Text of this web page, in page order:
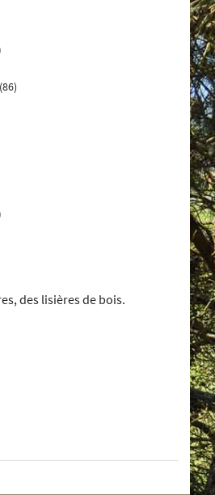
des lisières de bois.